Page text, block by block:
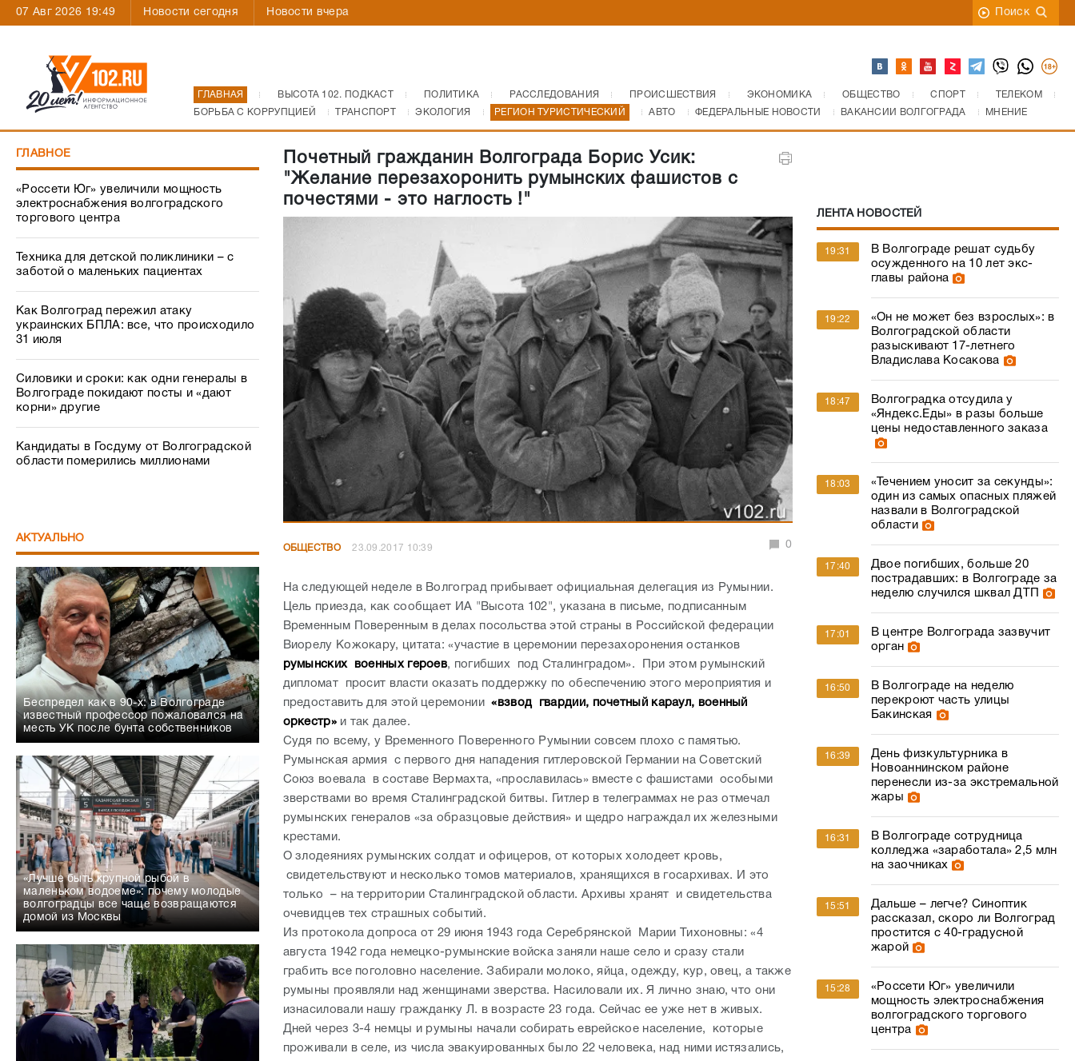
07 Авг 2026 19:49 Новости сегодня Новости вчера Поиск
ГЛАВНАЯ ВЫСОТА 102. ПОДКАСТ ПОЛИТИКА РАССЛЕДОВАНИЯ ПРОИСШЕСТВИЯ ЭКОНОМИКА ОБЩЕСТВО СПОРТ
ТЕЛЕКОМ
БОРЬБА С КОРРУПЦИЕЙ
ТРАНСПОРТ ЭКОЛОГИЯ РЕГИОН ТУРИСТИЧЕСКИЙ АВТО ФЕДЕРАЛЬНЫЕ НОВОСТИ ВАКАНСИИ ВОЛГОГРАДА МНЕНИЕ
ГЛАВНОЕ
«Россети Юг» увеличили мощность
электроснабжения волгоградского
торгового центра
Техника для детской поликлиники – с
заботой о маленьких пациентах
Как Волгоград пережил атаку
украинских БПЛА: все, что происходило
31 июля
Силовики и сроки: как одни генералы в
Волгограде покидают посты и «дают
корни» другие
Кандидаты в Госдуму от Волгоградской
области померились миллионами
АКТУАЛЬНО
Беспредел как в 90-х: в Волгограде
известный профессор пожаловался на
месть УК после бунта собственников
«Лучше быть крупной рыбой в
маленьком водоеме»: почему молодые
волгоградцы все чаще возвращаются
домой из Москвы
Почетный гражданин Волгограда Борис Усик:
"Желание перезахоронить румынских фашистов с
почестями - это наглость !"
ОБЩЕСТВО 23.09.2017 10:39 0
На следующей неделе в Волгоград прибывает официальная делегация из Румынии.
Цель приезда, как сообщает ИА "Высота 102", указана в письме, подписанным
Временным Поверенным в делах посольства этой страны в Российской федерации
Виорелу Кожокару, цитата: «участие в церемонии перезахоронения останков
румынских военных героев, погибших под Сталинградом». При этом румынский
дипломат просит власти оказать поддержку по обеспечению этого мероприятия и
предоставить для этой церемонии «взвод гвардии, почетный караул, военный
оркестр» и так далее.
Судя по всему, у Временного Поверенного Румынии совсем плохо с памятью.
Румынская армия с первого дня нападения гитлеровской Германии на Советский
Союз воевала в составе Вермахта, «прославилась» вместе с фашистами особыми
зверствами во время Сталинградской битвы. Гитлер в телеграммах не раз отмечал
румынских генералов «за образцовые действия» и щедро награждал их железными
крестами.
О злодеяниях румынских солдат и офицеров, от которых холодеет кровь,
свидетельствуют и несколько томов материалов, хранящихся в госархивах. И это
только – на территории Сталинградской области. Архивы хранят и свидетельства
очевидцев тех страшных событий.
Из протокола допроса от 29 июня 1943 года Серебрянской Марии Тихоновны: «4
августа 1942 года немецко-румынские войска заняли наше село и сразу стали
грабить все поголовно население. Забирали молоко, яйца, одежду, кур, овец, а также
румыны проявляли над женщинами зверства. Насиловали их. Я лично знаю, что они
изнасиловали нашу гражданку Л. в возрасте 23 года. Сейчас ее уже нет в живых.
Дней через 3-4 немцы и румыны начали собирать еврейское население, которые
проживали в селе, из числа эвакуированных было 22 человека, над ними истязались,
ЛЕНТА НОВОСТЕЙ
19:31
В Волгограде решат судьбу
осужденного на 10 лет экс-
главы района
19:22
«Он не может без взрослых»: в
Волгоградской области
разыскивают 17-летнего
Владислава Косакова
18:47
Волгоградка отсудила у
«Яндекс.Еды» в разы больше
цены недоставленного заказа
18:03
«Течением уносит за секунды»:
один из самых опасных пляжей
назвали в Волгоградской
области
17:40
Двое погибших, больше 20
пострадавших: в Волгограде за
неделю случился шквал ДТП
17:01
В центре Волгограда зазвучит
орган
16:50
В Волгограде на неделю
перекроют часть улицы
Бакинская
16:39
День физкультурника в
Новоаннинском районе
перенесли из-за экстремальной
жары
16:31
В Волгограде сотрудница
колледжа «заработала» 2,5 млн
на заочниках
15:51
Дальше – легче? Синоптик
рассказал, скоро ли Волгоград
простится с 40-градусной
жарой
15:28
«Россети Юг» увеличили
мощность электроснабжения
волгоградского торгового
центра